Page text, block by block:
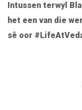
Intussen terwyl
het een van die
sê oor